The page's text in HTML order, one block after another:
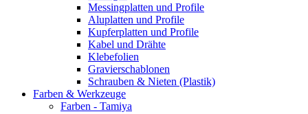
Messingplatten und Profile
Aluplatten und Profile
Kupferplatten und Profile
Kabel und Drähte
Klebefolien
Gravierschablonen
Schrauben & Nieten (Plastik)
Farben & Werkzeuge
Farben - Tamiya